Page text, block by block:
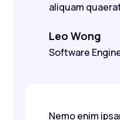
aliquam
Leo Wong
Software
Nemo enim